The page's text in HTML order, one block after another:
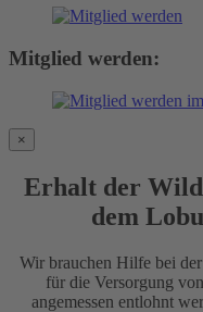
Mitglied werden:
×
Erhalt der
dem
Wir brauchen Hilfe bei
für die Versorgung
angemessen entlohnt